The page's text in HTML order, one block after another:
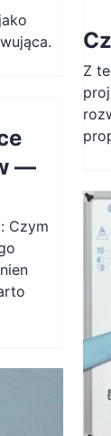
Z
—
Czym